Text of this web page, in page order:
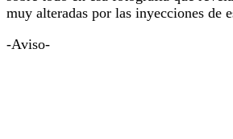
muy alteradas por las inyecciones de
-Aviso-